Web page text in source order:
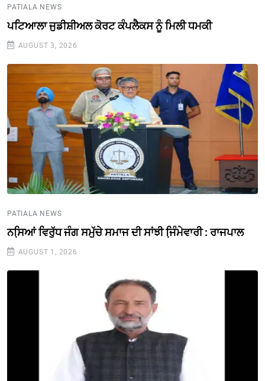
PATIALA NEWS
ਪਟਿਆਲਾ ਜੁਡੀਸ਼ੀਅਲ ਕੋਰਟ ਕੰਪਲੈਕਸ ਨੂੰ ਮਿਲੀ ਧਮਕੀ
AUGUST 3, 2026
PATIALA NEWS
ਨਸਿ਼ਆਂ ਵਿਰੁੱਧ ਜੰਗ ਸਮੁੱਚੇ ਸਮਾਜ ਦੀ ਸਾਂਝੀ ਜਿ਼ੰਮੇਵਾਰੀ : ਰਾਜਪਾਲ
AUGUST 1, 2026